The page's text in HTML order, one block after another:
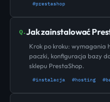
#prestashop
Q.Jak zainstalować
Krok po kroku: wymagania
paczki, konfiguracja bazy
sklepu PrestaShop.
#instalacja #hosting